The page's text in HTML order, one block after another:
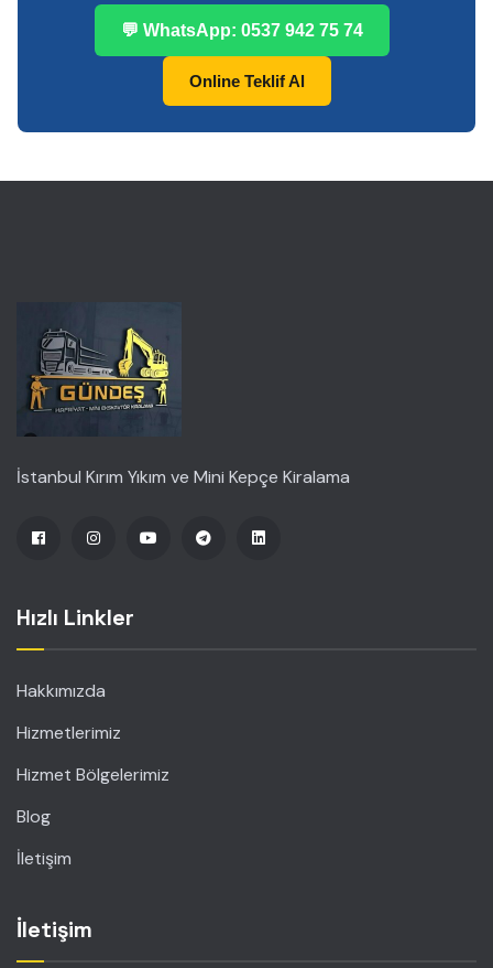
💬 WhatsApp: 0537 942 75 74
Online Teklif Al
İstanbul Kırım Yıkım ve Mini Kepçe Kiralama
Hızlı Linkler
Hakkımızda
Hizmetlerimiz
Hizmet Bölgelerimiz
Blog
İletişim
İletişim